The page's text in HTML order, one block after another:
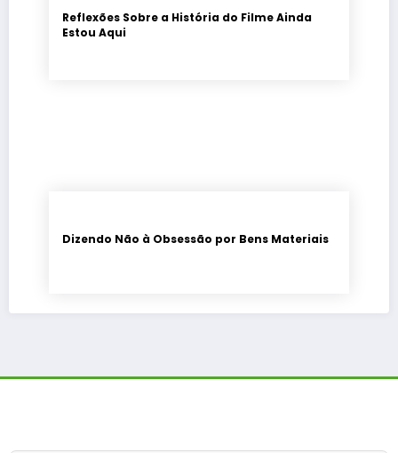
Reflexões Sobre a História do Filme Ainda
Estou Aqui
Dizendo Não à Obsessão por Bens Materiais